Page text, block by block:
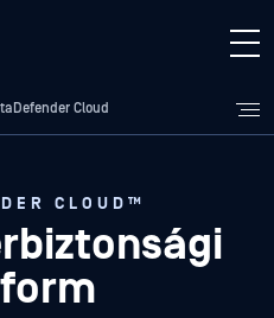
Cloud
CLOUD™